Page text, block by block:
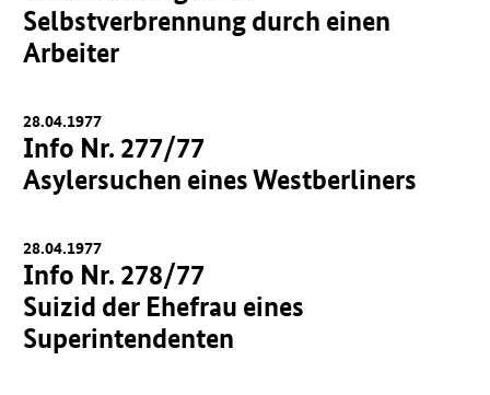
Selbstverbrennung durch einen
Arbeiter
28.04.1977
Info Nr. 277/77
Asylersuchen eines Westberliners
28.04.1977
Info Nr. 278/77
Suizid der Ehefrau eines
Superintendenten